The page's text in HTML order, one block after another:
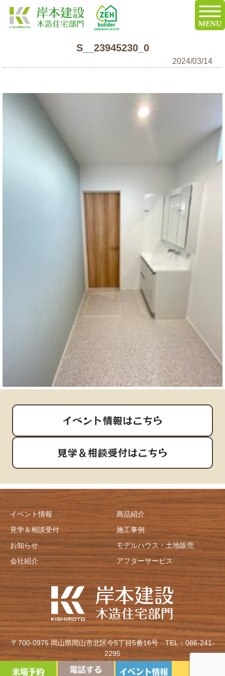
S__23945230_0
2024/03/14
イベント情報はこちら
見学＆相談受付はこちら
イベント情報
見学＆相談受付
お知らせ
会社紹介
商品紹介
施工事例
モデルハウス・土地販売
アフターサービス
〒700-0975 岡山県岡山市北区今5丁目5番16号TEL：086-241-
2295